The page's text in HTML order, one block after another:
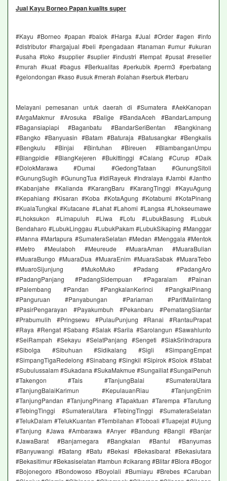
Jual Kayu Borneo Papan kualits super
#Kayu #Borneo #papan #balok #Harga #Jual #Order #agen #info
#distributor #hargajual #beli #pengadaan #tanaman #umur #ukuran
#usaha #toko #supplier #suplier #industri #tempat #pusat #reseller
#murah #kuat #bagus #Berkualitas #perkubik #perm3 #perbatang
#gelondongan #kaso #usuk #merah #olahan #serbuk #terbaru
Melayani pemesanan untuk daerah di #Sumatera #AekKanopan
#ArgaMakmur #Arosuka #Balige #BandaAceh #BandarLampung
#Bagansiapiapi #Baganbatu #BandarSeriBentan #Bangkinang
#Bangko #Banyuasin #Batam #Baturaja #Batusangkar #Bengkalis
#Bengkulu #Binjai #Bintuhan #Bireuen #BlambanganUmpu
#Blangpidie #BlangKejeren #Bukittinggi #Calang #Curup #Daik
#DolokMarawa #Dumai #GedongTataan #GunungSitoli
#GunungSugih #GunungTua #IdiRayeuk #Indralaya #Jambi #Jantho
#Kabanjahe #Kalianda #KarangBaru #KarangTinggi #KayuAgung
#Kepahiang #Kisaran #Koba #KotaAgung #Kotabumi #KotaPinang
#KualaTungkal #Kutacane #Lahat #Lahomi #Langsa #Lhokseumawe
#Lhoksukon #Limapuluh #Liwa #Lotu #LubukBasung #Lubuk
Bendaharo #LubukLinggau #LubukPakam #LubukSikaping #Manggar
#Manna #Martapura #SumateraSelatan #Medan #Menggala #Mentok
#Metro #Meulaboh #Meureude #MuaraAman #MuaraBulian
#MuaraBungo #MuaraDua #MuaraEnim #MuaraSabak #MuaraTebo
#MuaroSijunjung #MukoMuko #Padang #PadangAro
#PadangPanjang #PadangSidempuan #Pagaralam #Painan
#Palembang #Pandan #PangkalanKerinci #PangkalPinang
#Panguruan #Panyabungan #Pariaman #ParitMalintang
#PasirPengarayan #Payakumbuh #Pekanbaru #PematangSiantar
#Prabumulih #Pringsewu #PulauPunjung #Ranai #RantauPrapat
#Raya #Rengat #Sabang #Salak #Sarila #Sarolangun #Sawahlunto
#SeiRampah #Sekayu #SelatPanjang #Sengeti #SiakSriIndrapura
#Sibolga #Sibuhuan #Sidikalang #Sigli #SimpangEmpat
#SimpangTigaRedelong #Sinabang #Singkil #Sipirok #Solok #Stabat
#Subulussalam #Sukadana #SukaMakmue #Sungailiat #SungaiPenuh
#Takengon #Tais #TanjungBalai #SumateraUtara
#TanjungBalaiKarimun #KepulauanRiau #TanjungEnim
#TanjungPandan #TanjungPinang #Tapaktuan #Tarempa #Tarutung
#TebingTinggi #SumateraUtara #TebingTinggi #SumateraSelatan
#TelukDalam #TelukKuantan #Tembilahan #Toboali #Tuapejat #Ujung
#Tanjung #Jawa #Ambarawa #Anyer #Bandung #Bangil #Banjar
#JawaBarat #Banjarnegara #Bangkalan #Bantul #Banyumas
#Banyuwangi #Batang #Batu #Bekasi #Bekasibarat #Bekasiutara
#Bekasitimur #Bekasiselatan #tambun #cikarang #Blitar #Blora #Bogor
#Bojonegoro #Bondowoso #Boyolali #Bumiayu #Brebes #Caruban